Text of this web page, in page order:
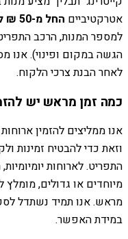
אטרקטיביים החל מ-50 ₪ למנה
למספר המנות, הרכב
הגשה במקום ופינוי). אנו
לאחר הבנת צרכי הלקוח.
כמה זמן מראש יש
אנו ממליצים להזמין
וזאת כדי להבטיח זמינות
התפריט. לארוחות
מיוחדים או גדולים,
מראש. אנו תמיד נשתדל
במידת האפשר.